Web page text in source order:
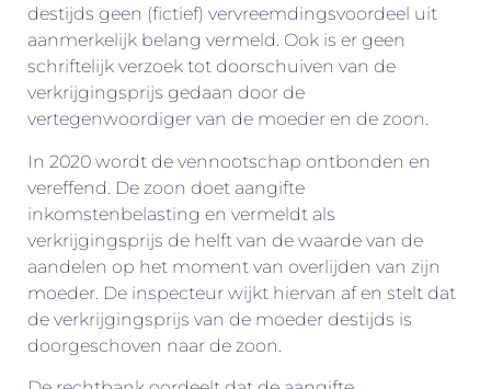
destijds geen (fictief) vervreemdingsvoordeel uit
aanmerkelijk belang vermeld. Ook is er geen
schriftelijk verzoek tot doorschuiven van de
verkrijgingsprijs gedaan door de
vertegenwoordiger van de moeder en de zoon.
In 2020 wordt de vennootschap ontbonden en
vereffend. De zoon doet aangifte
inkomstenbelasting en vermeldt als
verkrijgingsprijs de helft van de waarde van de
aandelen op het moment van overlijden van zijn
moeder. De inspecteur wijkt hiervan af en stelt dat
de verkrijgingsprijs van de moeder destijds is
doorgeschoven naar de zoon.